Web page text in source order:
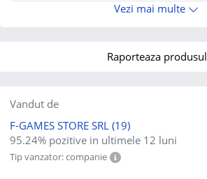
Vezi mai multe
Raporteaza produsul
Vandut de
F-GAMES STORE SRL (19)
95.24% pozitive in ultimele 12 luni
Tip vanzator: companie